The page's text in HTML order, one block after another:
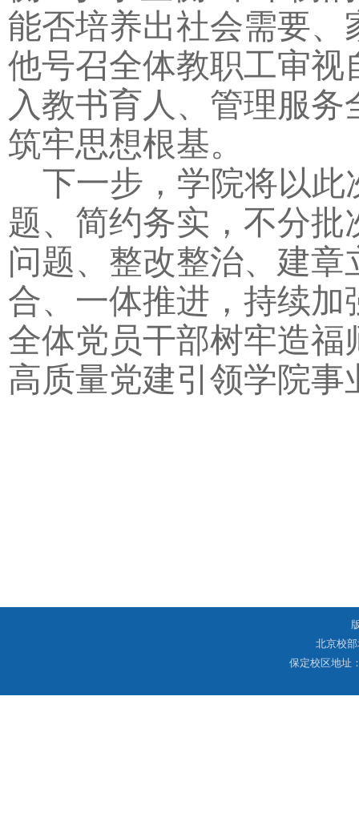
能否培养出社会需要
他号召全体教职工审
入教书育人、管理服
筑牢思想根基。
下一步，学院将以
题、简约务实，不分
问题、整改整治、建
合、一体推进，持续
全体党员干部树牢造
高质量党建引领学院事
北京校
保定校区地址